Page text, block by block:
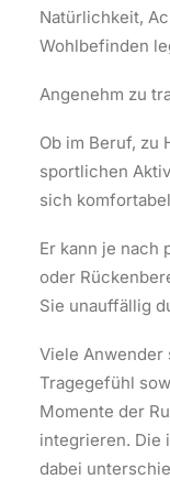
Natürlichkeit,
Wohlbefinden
Angenehm zu
Ob im Beruf, zu
sportlichen
sich
Er kann je nach
oder
Sie unauffällig
Viele Anwender
Tragegefühl
Momente der
integrieren. Die
dabei